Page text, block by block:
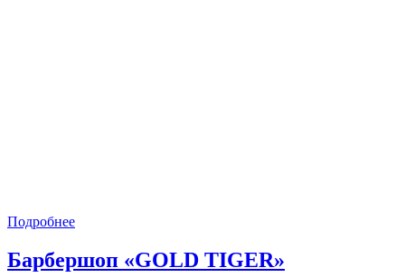
Подробнее
Барбершоп «GOLD TIGER»